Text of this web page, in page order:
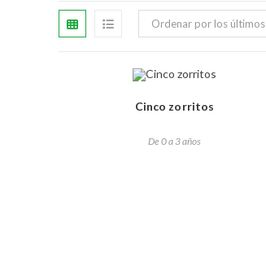
Ordenar por los últimos
Cinco zorritos
De 0 a 3 años